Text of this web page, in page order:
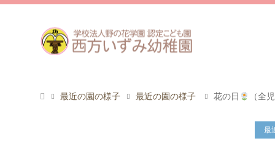
最近の園の様子 最近の園の様子 花の日 （全
最